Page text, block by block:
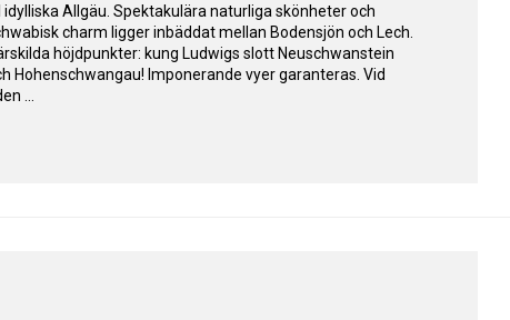
idylliska Allgäu. Spektakulära naturliga skönheter och
charm ligger inbäddat mellan Bodensjön och Lech.
höjdpunkter: kung Ludwigs slott Neuschwanstein
Hohenschwangau! Imponerande vyer garanteras. Vid
...